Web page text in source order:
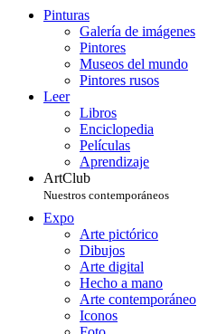
Pinturas
Galería de imágenes
Pintores
Museos del mundo
Pintores rusos
Leer
Libros
Enciclopedia
Películas
Aprendizaje
ArtClub
Nuestros contemporáneos
Expo
Arte pictórico
Dibujos
Arte digital
Hecho a mano
Arte contemporáneo
Iconos